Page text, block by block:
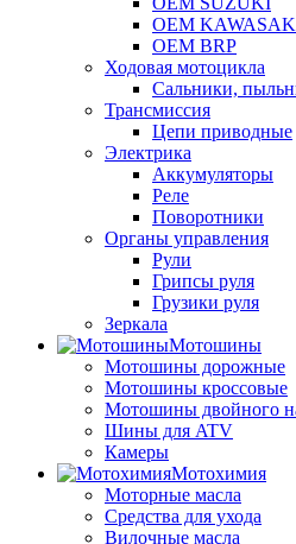
OEM
OEM BRP
Ходовая мотоцикла
Сальники,
Трансмиссия
Цепи приводные
Электрика
Аккумуляторы
Реле
Поворотники
Органы управления
Рули
Грипсы руля
Грузики руля
Зеркала
Мотошины
Мотошины дорожные
Мотошины кроссовые
Мотошины двойного
Шины для ATV
Камеры
Мотохимия
Моторные масла
Средства для ухода
Вилочные масла